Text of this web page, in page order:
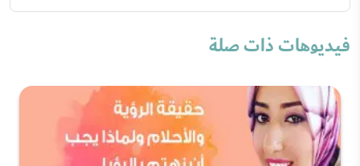
فيديوهات ذات صلة